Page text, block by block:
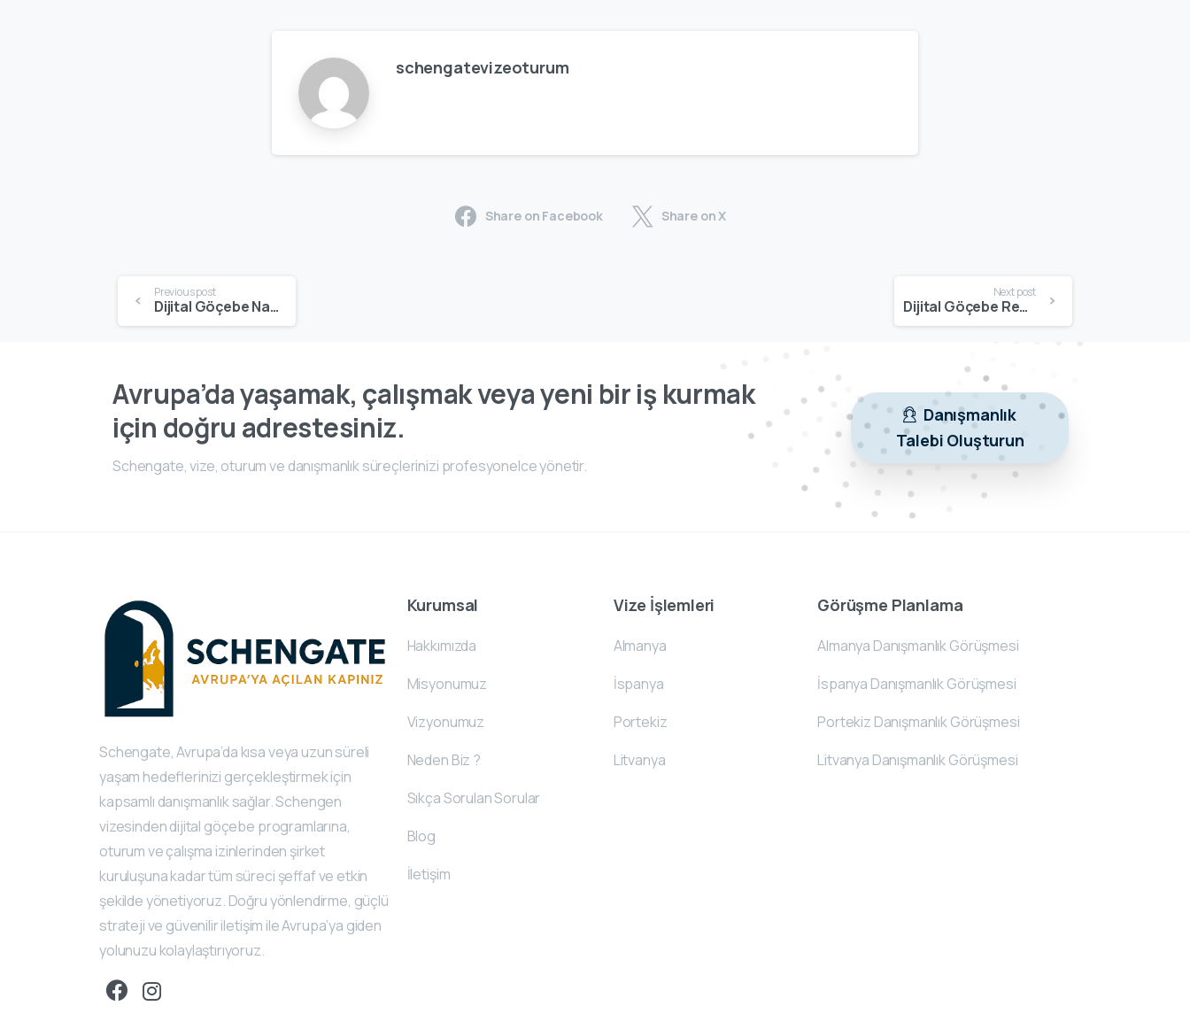
schengatevizeoturum
Share on Facebook Share on X
Previous post
Dijital Göçebe Nasıl Olunur? | Uzaktan Çalışarak Dünyayı Gezme Rehberi
Next post
Dijital Göçebe Rehberi | Uzaktan Çalışarak Dünyayı Gezmeye Başlama Kılavuzu
Avrupa’da yaşamak, çalışmak veya yeni bir iş kurmak
için doğru adrestesiniz.
Schengate, vize, oturum ve danışmanlık süreçlerinizi profesyonelce yönetir.
Danışmanlık
Talebi Oluşturun
Schengate, Avrupa’da kısa veya uzun süreli
yaşam hedeflerinizi gerçekleştirmek için
kapsamlı danışmanlık sağlar. Schengen
vizesinden dijital göçebe programlarına,
oturum ve çalışma izinlerinden şirket
kuruluşuna kadar tüm süreci şeffaf ve etkin
şekilde yönetiyoruz. Doğru yönlendirme, güçlü
strateji ve güvenilir iletişim ile Avrupa’ya giden
yolunuzu kolaylaştırıyoruz.
Kurumsal
Hakkımızda
Misyonumuz
Vizyonumuz
Neden Biz ?
Sıkça Sorulan Sorular
Blog
İletişim
Vize İşlemleri
Almanya
İspanya
Portekiz
Litvanya
Görüşme Planlama
Almanya Danışmanlık Görüşmesi
İspanya Danışmanlık Görüşmesi
Portekiz Danışmanlık Görüşmesi
Litvanya Danışmanlık Görüşmesi